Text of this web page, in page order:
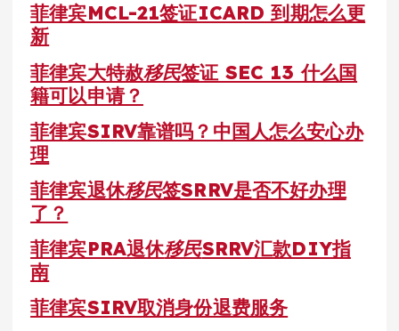
菲律宾MCL-21签证ICARD 到期怎么更
新
菲律宾大特赦移民签证 SEC 13 什么国
籍可以申请？
菲律宾SIRV靠谱吗？中国人怎么安心办
理
菲律宾退休移民签SRRV是否不好办理
了？
菲律宾PRA退休移民SRRV汇款DIY指
南
菲律宾SIRV取消身份退费服务